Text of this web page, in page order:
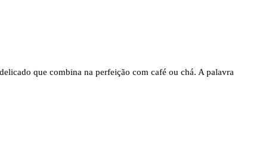
que combina na perfeição com café ou chá. A palavra